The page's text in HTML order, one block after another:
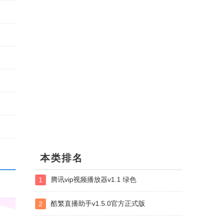
本类排名
1 腾讯vip视频播放器v1.1 绿色
2 酷繁直播助手v1.5.0官方正式版